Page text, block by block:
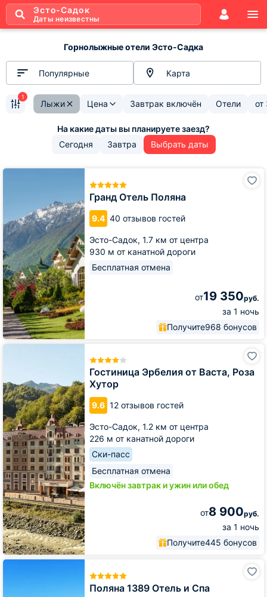
Эсто-Садок
Даты неизвестны
Горнолыжные отели Эсто-Садка
Популярные Карта
Лыжи Цена Завтрак включён Отели от
1
Сегодня Завтра Выбрать даты
Гранд Отель Поляна
9.4 40 отзывов гостей
Эсто-Садок, 1.7 км от центра
930 м от канатной дороги
Бесплатная отмена
от19 350руб.
за 1 ночь
Получите968 бонусов
Гранд
Гостиница Эрбелия от Васта, Роза
Хутор
9.6 12 отзывов гостей
Эсто-Садок, 1.2 км от центра
226 м от канатной дороги
Ски-пасс
Бесплатная отмена
Включён завтрак и ужин или обед
от8 900руб.
за 1 ночь
Получите445 бонусов
Гостиница
Васта,
Роза
Хутор
Поляна 1389 Отель и Спа
Поляна